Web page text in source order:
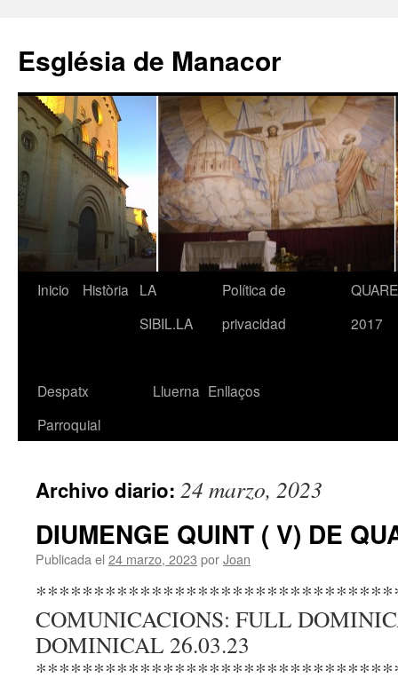
contenido
Església de Manacor
Inicio Història
LA
SIBIL.LA
Política de
privacidad
2017
Despatx
Parroquial
Lluerna Enllaços
Archivo diario: 24 marzo, 2023
DIUMENGE QUINT ( V) DE
Publicada el 24 marzo, 2023 porJoan
COMUNICACIONS: FULL
DOMINICAL 26.03.23